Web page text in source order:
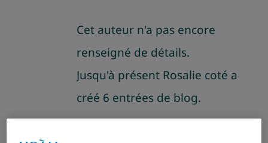
Dans les médiasCet auteur n'a pas encore
renseigné de détails.
Jusqu'à présent Rosalie coté a
créé 6 entrées de blog.